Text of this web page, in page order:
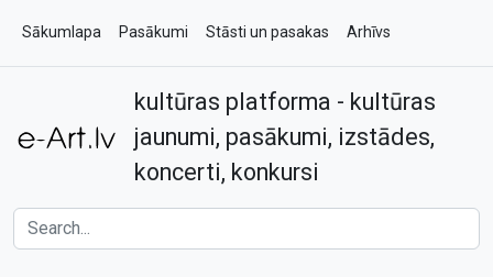
Sākumlapa Pasākumi Stāsti un pasakas Arhīvs
Kontakti
kultūras platforma - kultūras
jaunumi, pasākumi, izstādes,
koncerti, konkursi